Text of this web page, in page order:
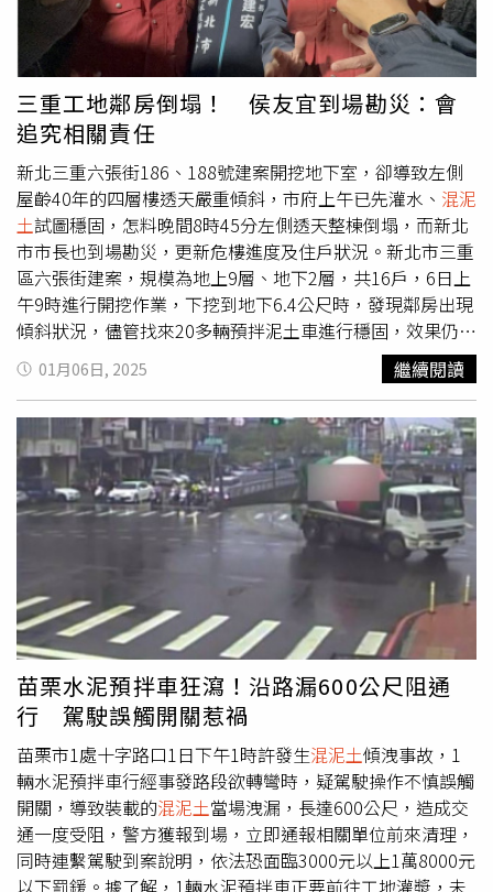
三重工地鄰房倒塌！ 侯友宜到場勘災：會
追究相關責任
新北三重六張街186、188號建案開挖地下室，卻導致左側
屋齡40年的四層樓透天嚴重傾斜，市府上午已先灌水、 混泥
土試圖穩固，怎料晚間8時45分左側透天整棟倒塌，而新北
市市長也到場勘災，更新危樓進度及住戶狀況。新北市三重
區六張街建案，規模為地上9層、地下2層，共16戶，6日上
午9時進行開挖作業，下挖到地下6.4公尺時，發現鄰房出現
傾斜狀況，儘管找來20多輛預拌泥土車進行穩固，效果仍相
當有限，左側透天於晚間先不堪壓力倒塌，所幸住戶皆已疏
散無人員傷亡。新北三重六張街地下室開挖導致184號臨樓
倒塌，190號嚴重傾斜將連夜拆除。（圖／沈建邦攝）侯友
宜也到場勘災，表示會針對工程施作業者進行追究，發現臨
樓傾斜後已先做應急措施，除了疏散住戶外也加派各式車輛
到場支援，將連夜進行拆除工作，封鎖範圍也會擴大以保障
市民安全。侯友宜被問到是否會像「基泰大直」一樣影響周
遭房屋，侯表示今早土木技師就到場進行全面評估，雖沒有
立即危險性，為保安全仍預防性撤離190號以外的住戶，一
切以安全為最大考量。
01月06日, 2025 繼續閱讀
苗栗水泥預拌車狂瀉！沿路漏600公尺阻通
行 駕駛誤觸開關惹禍
苗栗市1處十字路口1日下午1時許發生混泥土傾洩事故，1
輛水泥預拌車行經事發路段欲轉彎時，疑駕駛操作不慎誤觸
開關，導致裝載的混泥土當場洩漏，長達600公尺，造成交
通一度受阻，警方獲報到場，立即通報相關單位前來清理，
同時連繫駕駛到案說明，依法恐面臨3000元以上1萬8000元
以下罰鍰。據了解，1輛水泥預拌車正要前往工地灌漿，未